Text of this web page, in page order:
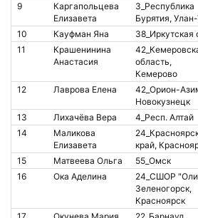
9
Каргапольцева
Елизавета
3_Республика
Бурятия,
10 Кауфман Яна 38_Иркутская
11
Крашенинина
Анастасия
область,
Кемерово
12 Лаврова Елена
42_Орион-
Новокузнецк
13 Лихачёва Вера 4_Респ. Алтай
14
Маликова
Елизавета
край,
15 Матвеева Ольга 55_Омск
16
Ока Аделина
24_СШОР
Зеленогорск,
Красноярск